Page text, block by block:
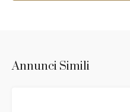
Annunci Simili